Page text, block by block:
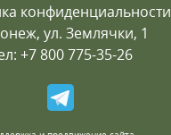
конфиденциальности
ул. Землячки, 1
+7 800 775-35-26